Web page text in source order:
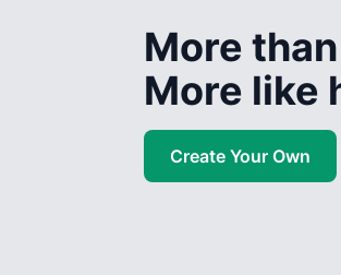
More
More like
Create Your Own